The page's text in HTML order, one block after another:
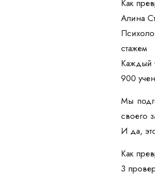
Как
Алина
стажем
Каждый
900
Мы
своего
И да,
Как
3